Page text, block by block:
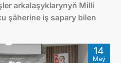
HYZMATLARY
arkalaşyklarynyň Milli
şäherine iş sapary bilen
14
Maý